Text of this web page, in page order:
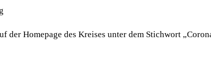
Homepage des Kreises unter dem Stichwort